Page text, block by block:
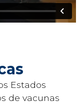
Estados
de vacunas